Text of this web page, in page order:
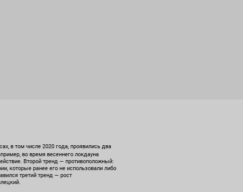
в том числе 2020 года, проявились два
во время весеннего локдауна
Второй тренд — противоположный:
которые ранее его не использовали либо
третий тренд — рост